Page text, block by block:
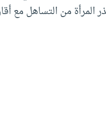
المرأة من التساهل مع